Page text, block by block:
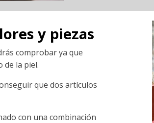
y piezas
comprobar ya que
de la piel.
que dos artículos
con una combinación